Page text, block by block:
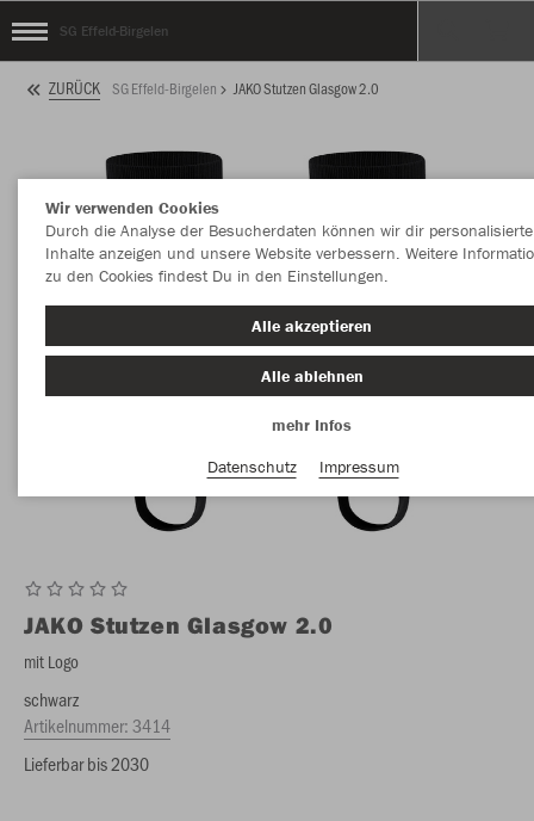
SG Effeld-Birgelen
ZURÜCK SG Effeld-Birgelen JAKO Stutzen Glasgow 2.0
JAKO Stutzen Glasgow 2.0
mit Logo
schwarz
Artikelnummer:3414
Lieferbar bis 2030
Wir verwenden Cookies
Durch die Analyse der Besucherdaten können wir dir personalisierte
Inhalte anzeigen und unsere Website verbessern. Weitere
zu den Cookies findest Du in den Einstellungen.
Alle akzeptieren
Alle ablehnen
mehr Infos
Datenschutz
Impressum